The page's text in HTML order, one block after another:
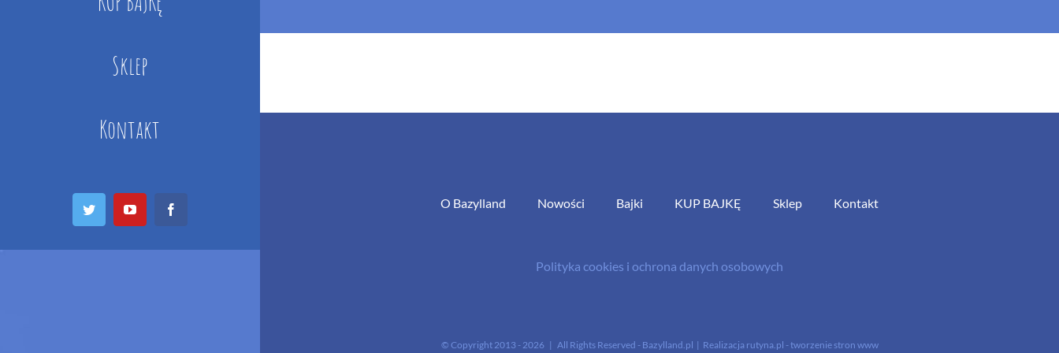
Sklep
Kontakt
Twitter YouTube O Bazylland Nowości Bajki KUP BAJKĘ Sklep Kontakt
Polityka cookies i ochrona danych osobowych
© Copyright 2013 - 2026 | All Rights Reserved - Bazylland.pl | Realizacja rutyna.pl - tworzenie stron www